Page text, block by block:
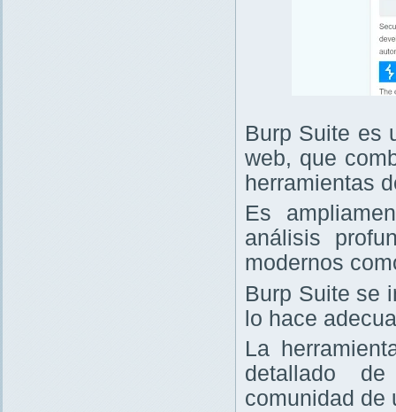
Burp Suite es
web, que
herramientas
Es
análisis
modernos
Burp Suite se
lo hace
La
detallado
comunidad de